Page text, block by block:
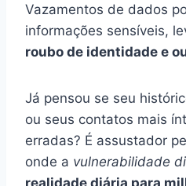
Vazamentos de dados
informações sensíveis,
roubo de identidade e
Já pensou se seu
ou seus contatos mais
erradas? É assustador
onde a vulnerabilidade
realidade diária para